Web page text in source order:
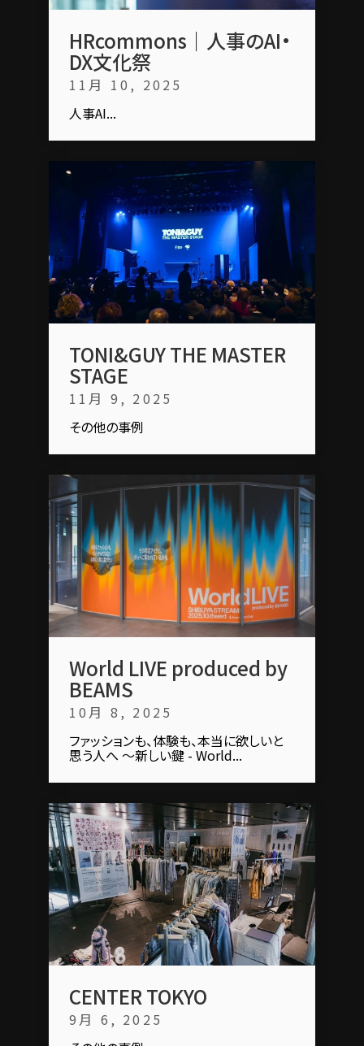
HRcommons｜人事のAI・
DX文化祭
11月 10, 2025
人事AI...
TONI&GUY THE MASTER
STAGE
11月 9, 2025
その他の事例
World LIVE produced by
BEAMS
10月 8, 2025
ファッションも、体験も、本当に欲しいと
思う⼈へ ～新しい鍵 - World...
CENTER TOKYO
9月 6, 2025